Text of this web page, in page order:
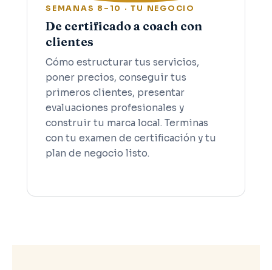
SEMANAS 8–10 · TU NEGOCIO
De certificado a coach con
clientes
Cómo estructurar tus servicios,
poner precios, conseguir tus
primeros clientes, presentar
evaluaciones profesionales y
construir tu marca local. Terminas
con tu examen de certificación y tu
plan de negocio listo.